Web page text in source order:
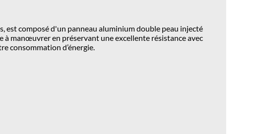
est composé d'un panneau aluminium double peau injecté
à manœuvrer en préservant une excellente résistance avec
consommation d’énergie.